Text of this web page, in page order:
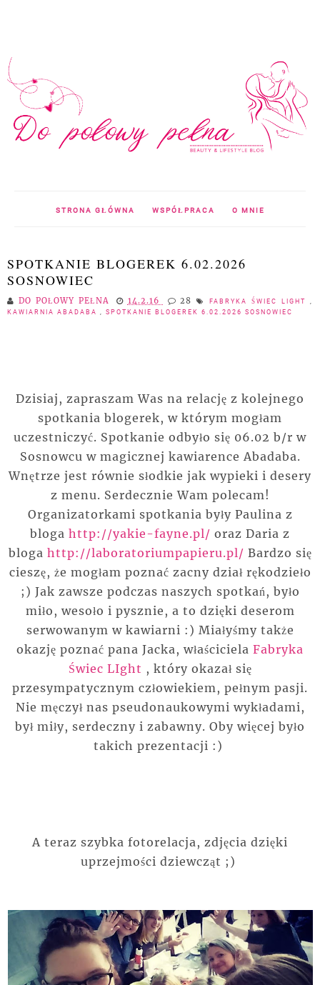
STRONA GŁÓWNA WSPÓŁPRACA O MNIE
SPOTKANIE BLOGEREK 6.02.2026
SOSNOWIEC
DO POŁOWY PEŁNA 14.2.16 28 FABRYKA ŚWIEC LIGHT
KAWIARNIA ABADABA
SPOTKANIE BLOGEREK 6.02.2026 SOSNOWIEC
Dzisiaj, zapraszam Was na relację z kolejnego
spotkania blogerek, w którym mogłam
uczestniczyć. Spotkanie odbyło się 06.02 b/r w
Sosnowcu w magicznej kawiarence Abadaba.
Wnętrze jest równie słodkie jak wypieki i desery
z menu. Serdecznie Wam polecam!
Organizatorkami spotkania były Paulina z
bloga http://yakie-fayne.pl/ oraz Daria z
bloga http://laboratoriumpapieru.pl/ Bardzo się
cieszę, że mogłam poznać zacny dział rękodzieło
;) Jak zawsze podczas naszych spotkań, było
miło, wesoło i pysznie, a to dzięki deserom
serwowanym w kawiarni :) Miałyśmy także
okazję poznać pana Jacka, właściciela Fabryka
Świec LIght , który okazał się
przesympatycznym człowiekiem, pełnym pasji.
Nie męczył nas pseudonaukowymi wykładami,
był miły, serdeczny i zabawny. Oby więcej było
takich prezentacji :)
A teraz szybka fotorelacja, zdjęcia dzięki
uprzejmości dziewcząt ;)